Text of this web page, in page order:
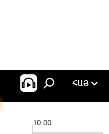
ՀԱՅ
10:00